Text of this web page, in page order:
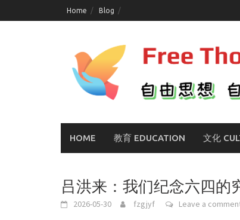
to
Home Blog
HOME 教育 EDUCATION 文化
吕洪来：我们纪念六四的
2026-05-30 fzgjyf Leave a